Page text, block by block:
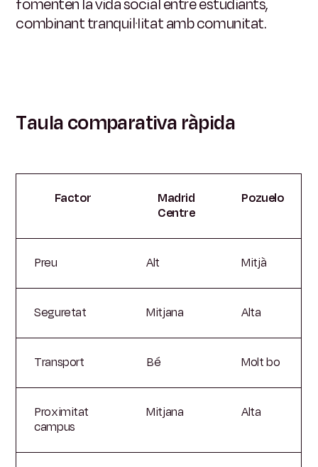
combinant tranquil·litat amb comunitat.
Taula comparativa ràpida
Factor
Madrid
Centre
Pozuelo
Preu Alt Mitjà
Seguretat Mitjana Alta
Transport Bé Molt bo
Proximitat
campus
Mitjana Alta